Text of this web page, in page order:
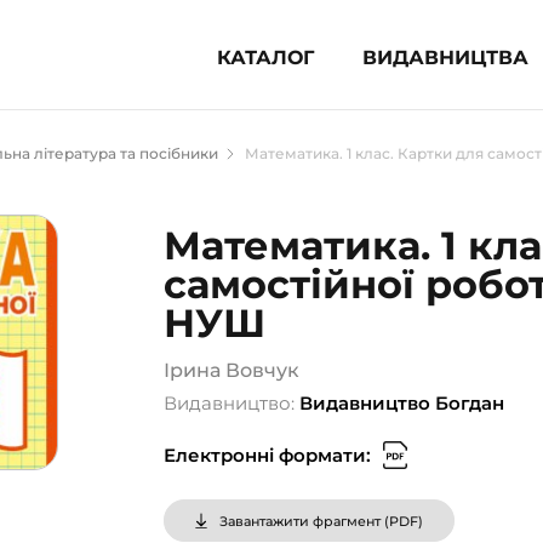
КАТАЛОГ ВИДАВНИЦТВА
література (1854)
для підлітків (240)
популярна література (1015)
література та посібники
довідники, словники
сертифікати (1)
література та посібники Математика. 1 клас. Картки для
Математика. 1
самостійної
НУШ
Ірина Вовчук
Видавництво: Видавництво Богдан
Електронні формати:
Завантажити фрагмент (PDF)